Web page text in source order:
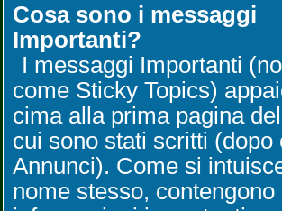
Cosa sono i messaggi
Importanti?
I messaggi Importanti
come Sticky Topics)
cima alla prima pagina
cui sono stati scritti (dopo
Annunci). Come si
nome stesso, contengono